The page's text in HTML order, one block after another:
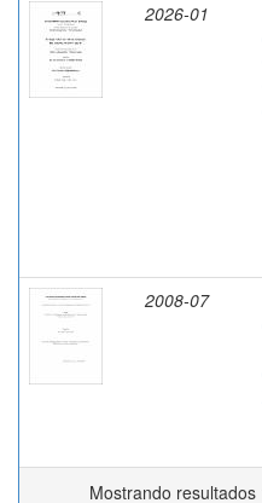
2026-01
2008-07
Mostrando resultados